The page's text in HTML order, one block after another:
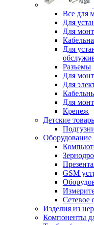
Все для
Для
Для
Для
Разъемы
Для
Для
Для
Крепеж
Детские
Оборудование
GSM
Сетевое
Изделия из
Компоненты